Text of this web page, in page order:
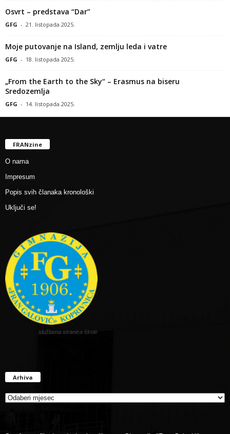
Osvrt – predstava “Dar”
GFG - 21. listopada 2025.
Moje putovanje na Island, zemlju leda i vatre
GFG - 18. listopada 2025.
„From the Earth to the Sky“ – Erasmus na biseru
Sredozemlja
GFG - 14. listopada 2025.
FRANzine
O nama
Impresum
Popis svih članaka kronološki
Uključi se!
službena stranica škole
Arhiva